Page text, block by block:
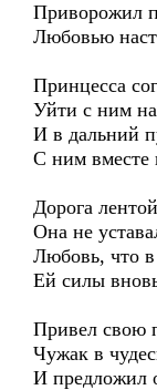
Приворожил
Любовью
Принцесса
Уйти с ним на
И в дальний
С ним вместе
Дорога
Она не
Любовь, что в
Ей силы
Привел свою
Чужак в
И предложил